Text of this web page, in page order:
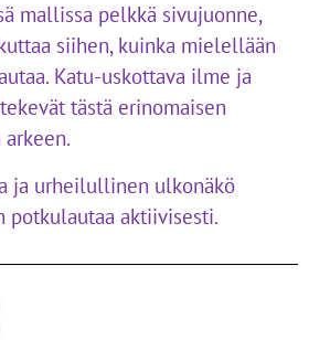
mallissa pelkkä sivujuonne,
siihen, kuinka mielellään
Katu-uskottava ilme ja
tästä erinomaisen
ja urheilullinen ulkonäkö
potkulautaa aktiivisesti.